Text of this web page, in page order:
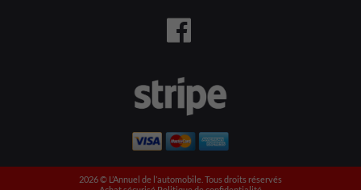
2026 ©️ L’Annuel de l’automobile. Tous droits réservés